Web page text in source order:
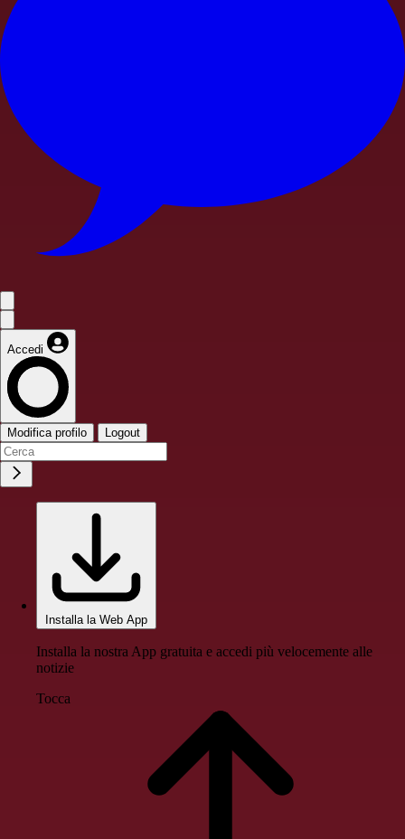
Accedi
Modifica profilo Logout
Installa la Web App
Installa la nostra App gratuita e accedi più velocemente alle
notizie
Tocca